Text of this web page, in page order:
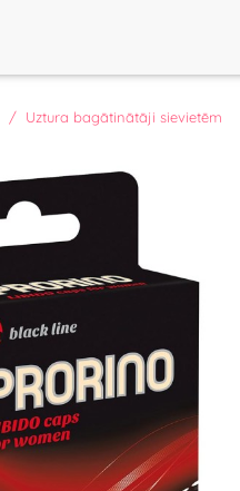
Uztura bagātinātāji sievietēm